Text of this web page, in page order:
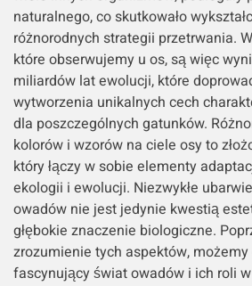
naturalnego, co skutkowało
różnorodnych strategii przetrwania.
które obserwujemy u os, są więc
miliardów lat ewolucji, które
wytworzenia unikalnych cech
dla poszczególnych gatunków.
kolorów i wzorów na ciele osy to
który łączy w sobie elementy
ekologii i ewolucji. Niezwykłe
owadów nie jest jedynie kwestią
głębokie znaczenie biologiczne.
zrozumienie tych aspektów,
fascynujący świat owadów i ich roli